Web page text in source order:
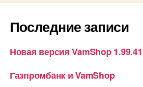
Последние записи
Новая версия VamShop 1.99.41
Газпромбанк и VamShop